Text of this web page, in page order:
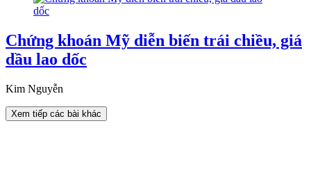
Chứng khoán Mỹ diễn biến trái chiều, giá
dầu lao dốc
Kim Nguyễn
Xem tiếp các bài khác